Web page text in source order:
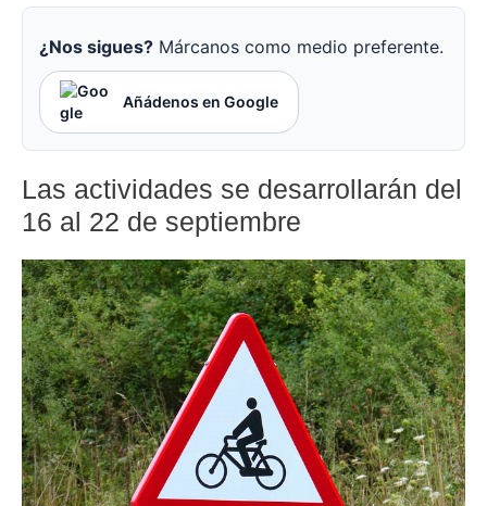
¿Nos sigues? Márcanos como medio preferente.
Añádenos en Google
Las actividades se desarrollarán del
16 al 22 de septiembre